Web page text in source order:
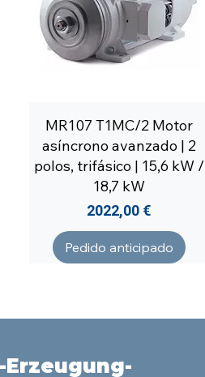
MR107 T1MC/2 Motor
asíncrono avanzado | 2
polos, trifásico | 15,6 kW /
18,7 kW
Precio
2022,00 €
Pedido anticipado
Erzeugung-